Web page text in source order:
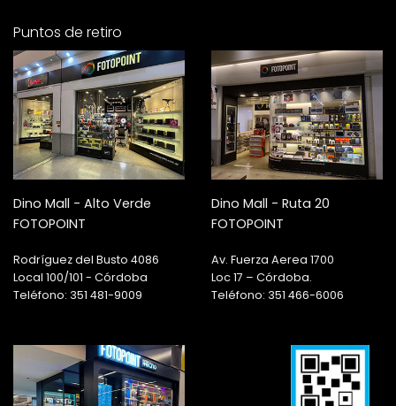
Puntos de retiro
Dino Mall - Alto Verde
FOTOPOINT
Rodríguez del Busto 4086
Local 100/101 - Córdoba
Teléfono: 351 481-9009
Dino Mall - Ruta 20
FOTOPOINT
Av. Fuerza Aerea 1700
Loc 17 – Córdoba.
Teléfono: 351 466-6006